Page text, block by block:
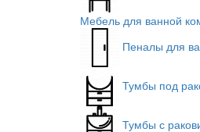
Мебель для ванной
Пеналы для
Тумбы под
Тумбы с